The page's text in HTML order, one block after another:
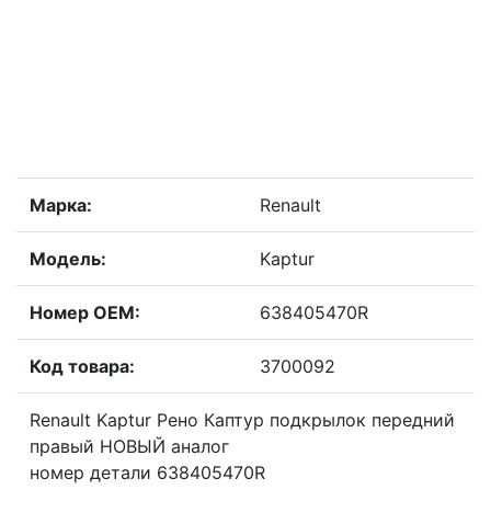
Марка: Renault
Модель: Kaptur
Номер OEM: 638405470R
Код товара: 3700092
Renault Kaptur Рено Каптур подкрылок передний
правый НОВЫЙ аналог
номер детали 638405470R